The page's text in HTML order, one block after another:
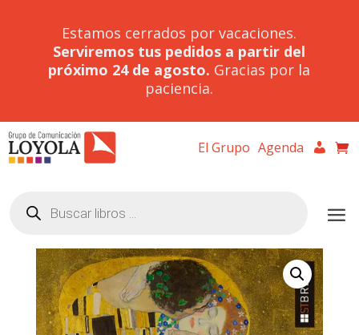
Estamos cerrados por vacaciones.
Serviremos tus pedidos a partir del
próximo 24 de agosto. Gracias por la
paciencia.
El Grupo Agenda
productos